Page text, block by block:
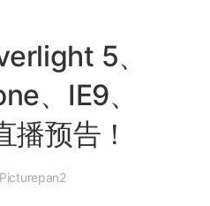
5、
、IE9、
预告！
Picturepan2